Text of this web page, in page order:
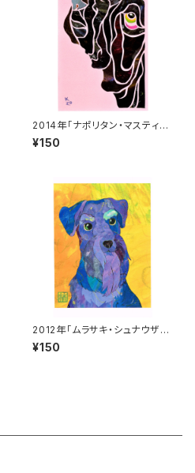
2014年「ナポリタン・マスティ
フ」絵はがき
¥150
2012年「ムラサキ・シュナウザ
ー」絵はがき
¥150